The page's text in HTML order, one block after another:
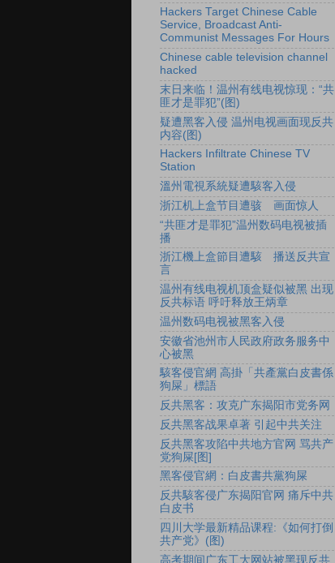
Hackers Target Chinese Cable
Service, Broadcast Anti-
Communist Messages For Hours
Chinese cable television channel
hacked
末日来临！温州有线电视惊现：“共
匪才是罪犯”(图)
疑遭黑客入侵 温州电视画面现反共
内容(图)
Hackers Infiltrate Chinese TV
Station
溫州電視系統疑遭駭客入侵
浙江机上盒节目遭骇 画面惊人
“共匪才是罪犯”温州数码电视被插
播
浙江機上盒節目遭駭 播送反共宣
言
温州有线电视机顶盒疑似被黑 出现
反共标语 呼吁释放王炳章
温州数码电视被黑客入侵
安徽省池州市人民政府政务服务中
心被黑
駭客侵官網 高掛「共產黨白皮書係
狗屎」標語
反共黑客：攻克广东揭阳市党务网
反共黑客战果卓著 引起中共关注
反共黑客攻陷中共地方官网 骂共产
党狗屎[图]
黑客侵官網：白皮書共黨狗屎
反共駭客侵广东揭阳官网 痛斥中共
白皮书
四川大学最新精品课程:《如何打倒
共产党》(图)
高考期间广东工大网站被黑现反共